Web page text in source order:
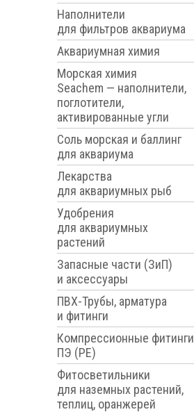
Наполнители
для фильтров аквариума
Аквариумная химия
Морская химия
Seachem — наполнители,
поглотители,
активированные угли
Соль морская и баллинг
для аквариума
Лекарства
для аквариумных рыб
Удобрения
для аквариумных
растений
Запасные части (ЗиП)
и аксессуары
ПВХ-Трубы, арматура
и фитинги
Компрессионные фитинги
ПЭ (PE)
Фитосветильники
для наземных растений,
теплиц, оранжерей